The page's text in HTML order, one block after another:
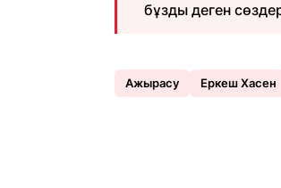
бұзды деген
Ажырасу Еркеш Хасен